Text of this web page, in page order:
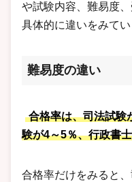
や試験内容、難易度
具体的に違いをみてい
難易度の違い
合格率は、司法試験
験が4～5％、行政書
合格率だけをみると